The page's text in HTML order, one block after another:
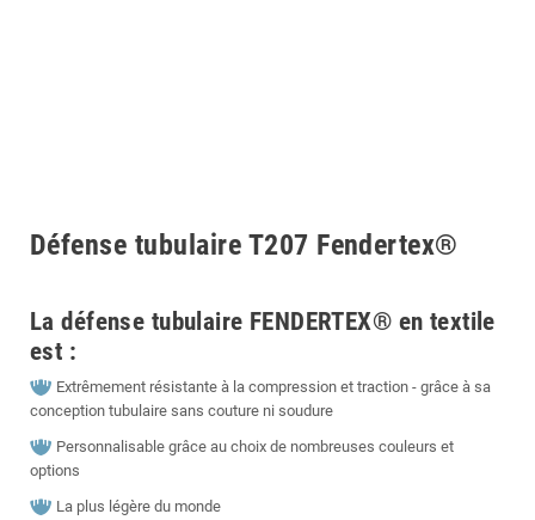
Défense tubulaire T207 Fendertex®
La défense tubulaire FENDERTEX® en textile
est :
Extrêmement résistante à la compression et traction - grâce à sa
conception tubulaire sans couture ni soudure
Personnalisable grâce au choix de nombreuses couleurs et
options
La plus légère du monde